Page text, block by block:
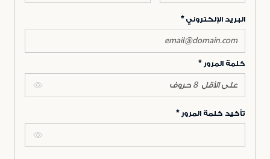
البريد الإلكتروني
كلمة المرور
تأكيد كلمة المرور